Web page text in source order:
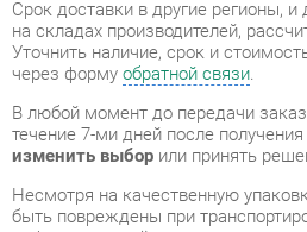
течение 7-ми дней после получения
изменить выборили принять
Несмотря на качественную
быть повреждены при
дефект при приёме - мы заменим
Повторная доставкатовара -
На всю мебель категории Шкафы в
распространяетсягарантия 1 год, а
года с момента приобретения.